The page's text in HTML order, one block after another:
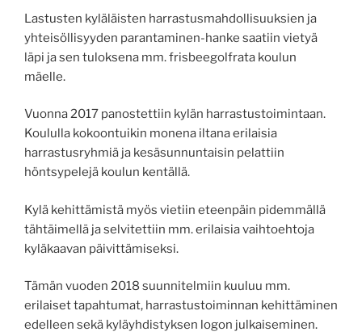
Lastusten kyläläisten harrastusmahdollisuuksien ja
yhteisöllisyyden parantaminen-hanke saatiin vietyä
läpi ja sen tuloksena mm. frisbeegolfrata koulun
mäelle.
Vuonna 2017 panostettiin kylän harrastustoimintaan.
Koululla kokoontuikin monena iltana erilaisia
harrastusryhmiä ja kesäsunnuntaisin pelattiin
höntsypelejä koulun kentällä.
Kylä kehittämistä myös vietiin eteenpäin pidemmällä
tähtäimellä ja selvitettiin mm. erilaisia vaihtoehtoja
kyläkaavan päivittämiseksi.
Tämän vuoden 2018 suunnitelmiin kuuluu mm.
erilaiset tapahtumat, harrastustoiminnan kehittäminen
edelleen sekä kyläyhdistyksen logon julkaiseminen.